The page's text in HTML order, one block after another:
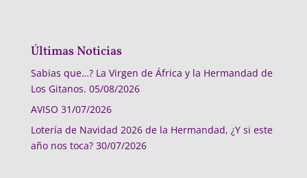
Últimas Noticias
Sabias que…? La Virgen de África y la Hermandad de
Los Gitanos. 05/08/2026
AVISO 31/07/2026
Lotería de Navidad 2026 de la Hermandad, ¿Y si este
año nos toca? 30/07/2026